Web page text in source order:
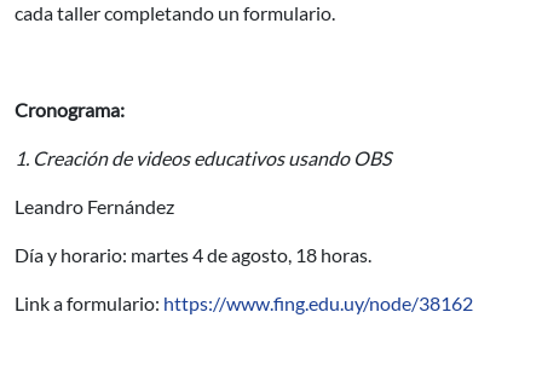
cada taller completando un formulario.
Cronograma:
1. Creación de videos educativos usando OBS
Leandro Fernández
Día y horario: martes 4 de agosto, 18 horas.
Link a formulario: https://www.fing.edu.uy/node/38162